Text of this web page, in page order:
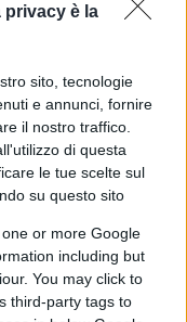
privacy è la
sito, tecnologie
e annunci, fornire
il nostro traffico.
di questa
le tue scelte sul
su questo sito
or more Google
including but
You may click to
third-party tags to
sua